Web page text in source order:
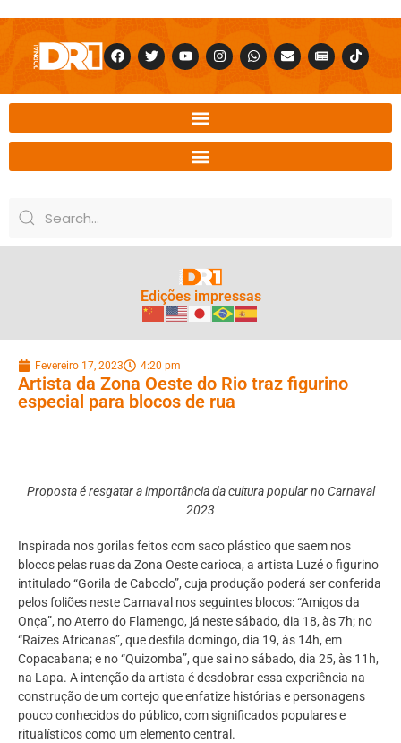
Edições impressas
Fevereiro 17, 2023 4:20 pm
Artista da Zona Oeste do Rio traz figurino
especial para blocos de rua
Proposta é resgatar a importância da cultura popular no Carnaval
2023
Inspirada nos gorilas feitos com saco plástico que saem nos
blocos pelas ruas da Zona Oeste carioca, a artista Luzé o figurino
intitulado “Gorila de Caboclo”, cuja produção poderá ser conferida
pelos foliões neste Carnaval nos seguintes blocos: “Amigos da
Onça”, no Aterro do Flamengo, já neste sábado, dia 18, às 7h; no
“Raízes Africanas”, que desfila domingo, dia 19, às 14h, em
Copacabana; e no “Quizomba”, que sai no sábado, dia 25, às 11h,
na Lapa. A intenção da artista é desdobrar essa experiência na
construção de um cortejo que enfatize histórias e personagens
pouco conhecidos do público, com significados populares e
ritualísticos como um elemento central.